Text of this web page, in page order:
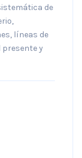
de
líneas de
presente y